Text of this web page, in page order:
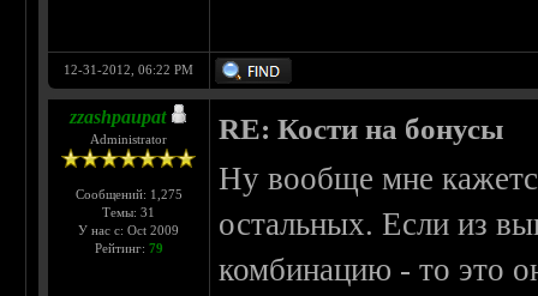
12-31-2012, 06:22 PM
zzashpaupat
Administrator
Сообщений: 1,275
Темы: 31
У нас с: Oct 2009
Рейтинг: 79
RE: Кости на бонусы
Ну вообще мне
остальных. Если из
комбинацию - то это